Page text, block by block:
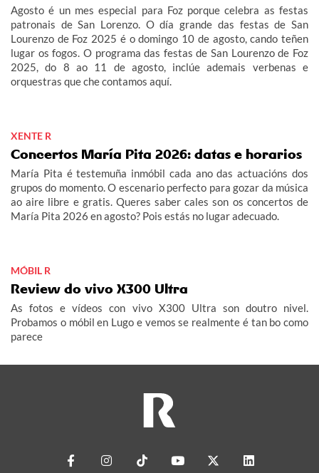
Agosto é un mes especial para Foz porque celebra as festas
patronais de San Lorenzo. O día grande das festas de San
Lourenzo de Foz 2025 é o domingo 10 de agosto, cando teñen
lugar os fogos. O programa das festas de San Lourenzo de Foz
2025, do 8 ao 11 de agosto, inclúe ademais verbenas e
orquestras que che contamos aquí.
XENTE R
Concertos María Pita 2026: datas e horarios
María Pita é testemuña inmóbil cada ano das actuacións dos
grupos do momento. O escenario perfecto para gozar da música
ao aire libre e gratis. Queres saber cales son os concertos de
María Pita 2026 en agosto? Pois estás no lugar adecuado.
MÓBIL R
Review do vivo X300 Ultra
As fotos e vídeos con vivo X300 Ultra son doutro nivel.
Probamos o móbil en Lugo e vemos se realmente é tan bo como
parece